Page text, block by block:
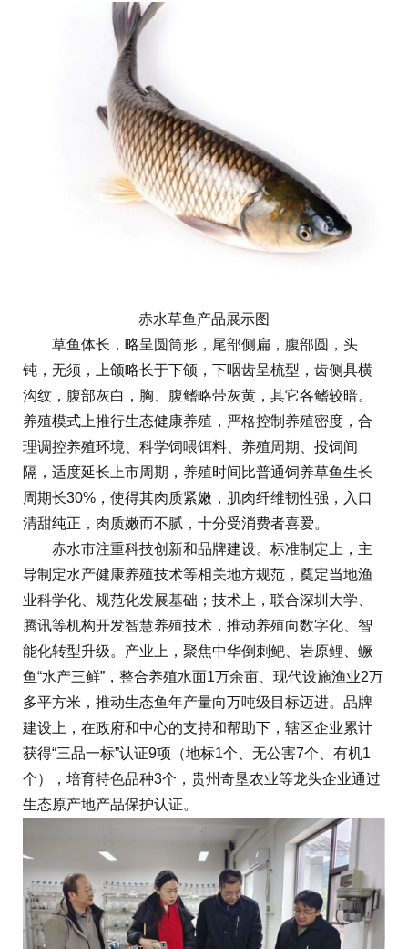
赤水草鱼产品展示图
草鱼体长，略呈圆筒形，尾部侧扁，腹部圆，头
钝，无须，上颌略长于下颌，下咽齿呈梳型，齿侧具横
沟纹，腹部灰白，胸、腹鳍略带灰黄，其它各鳍较暗。
养殖模式上推行生态健康养殖，严格控制养殖密度，合
理调控养殖环境、科学饲喂饵料、养殖周期、投饲间
隔，适度延长上市周期，养殖时间比普通饲养草鱼生长
周期长30%，使得其肉质紧嫩，肌肉纤维韧性强，入口
清甜纯正，肉质嫩而不腻，十分受消费者喜爱。
赤水市注重科技创新和品牌建设。标准制定上，主
导制定水产健康养殖技术等相关地方规范，奠定当地渔
业科学化、规范化发展基础；技术上，联合深圳大学、
腾讯等机构开发智慧养殖技术，推动养殖向数字化、智
能化转型升级。产业上，聚焦中华倒刺鲃、岩原鲤、鳜
鱼“水产三鲜”，整合养殖水面1万余亩、现代设施渔业2万
多平方米，推动生态鱼年产量向万吨级目标迈进。品牌
建设上，在政府和中心的支持和帮助下，辖区企业累计
获得“三品一标”认证9项（地标1个、无公害7个、有机1
个），培育特色品种3个，贵州奇垦农业等龙头企业通过
生态原产地产品保护认证。